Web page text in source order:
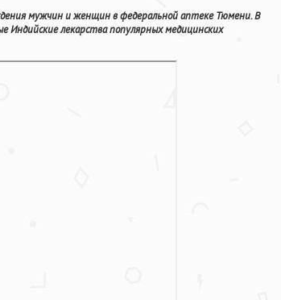
мужчин и женщин в федеральной аптеке Тюмени. В
лекарства популярных медицинских